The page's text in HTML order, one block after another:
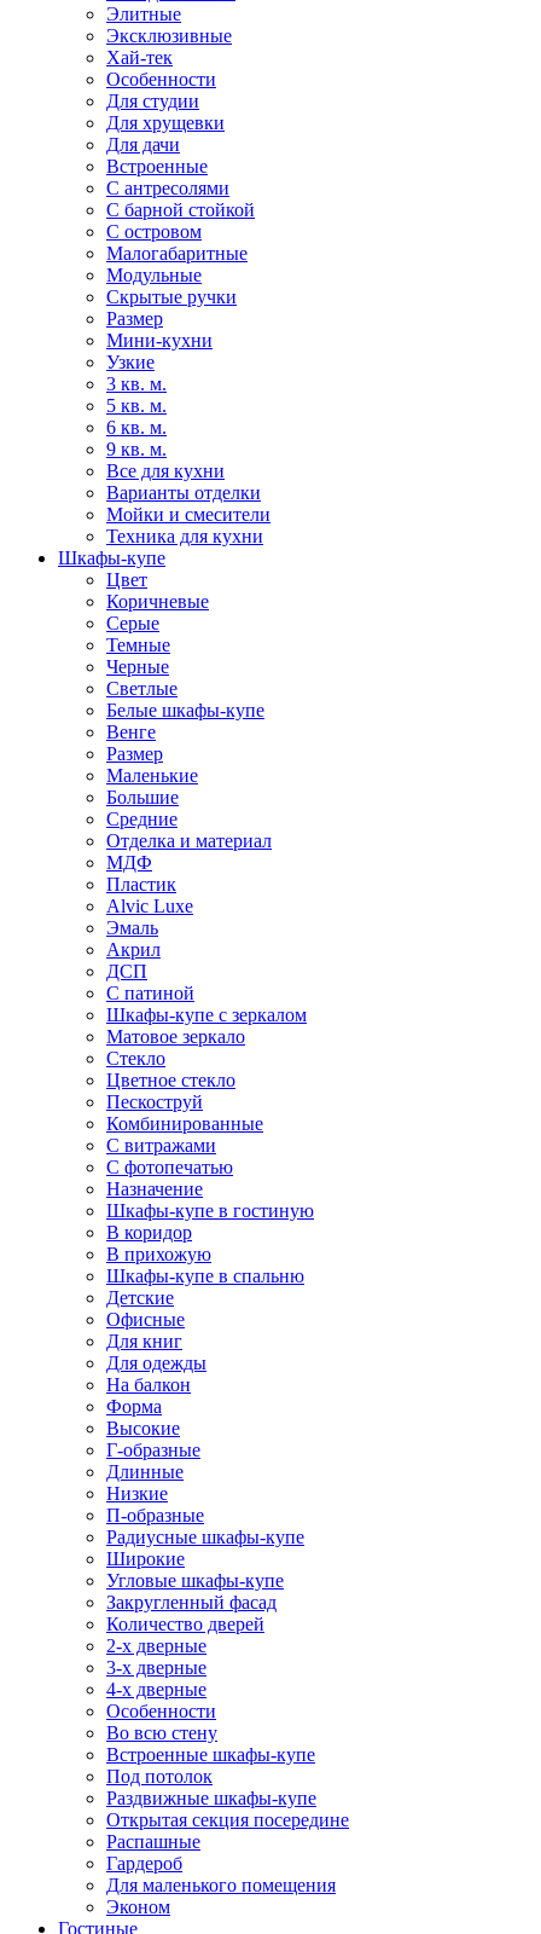
Элитные
Эксклюзивные
Хай-тек
Особенности
Для студии
Для хрущевки
Для дачи
Встроенные
С антресолями
С барной стойкой
С островом
Малогабаритные
Модульные
Скрытые ручки
Размер
Мини-кухни
Узкие
3 кв. м.
5 кв. м.
6 кв. м.
9 кв. м.
Все для кухни
Варианты отделки
Мойки и смесители
Техника для кухни
Шкафы-купе
Цвет
Коричневые
Серые
Темные
Черные
Светлые
Белые шкафы-купе
Венге
Размер
Маленькие
Большие
Средние
Отделка и материал
МДФ
Пластик
Alvic Luxe
Эмаль
Акрил
ДСП
С патиной
Шкафы-купе с зеркалом
Матовое зеркало
Стекло
Цветное стекло
Пескоструй
Комбинированные
С витражами
С фотопечатью
Назначение
Шкафы-купе в гостиную
В коридор
В прихожую
Шкафы-купе в спальню
Детские
Офисные
Для книг
Для одежды
На балкон
Форма
Высокие
Г-образные
Длинные
Низкие
П-образные
Радиусные шкафы-купе
Широкие
Угловые шкафы-купе
Закругленный фасад
Количество дверей
2-х дверные
3-х дверные
4-х дверные
Особенности
Во всю стену
Встроенные шкафы-купе
Под потолок
Раздвижные шкафы-купе
Открытая секция посередине
Распашные
Гардероб
Для маленького помещения
Эконом
Гостиные